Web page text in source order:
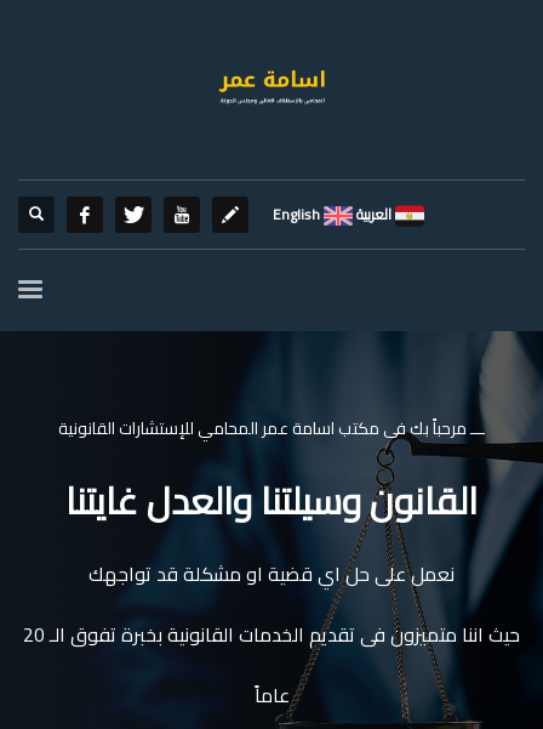
العربية English
ـــ مرحباً بك فى مكتب اسامة عمر المحامي للإستشارات القانونية
القانون وسيلتنا والعدل غايتنا
نعمل على حل اي قضية او مشكلة قد تواجهك
حيث اننا متميزون فى تقديم الخدمات القانونية بخبرة تفوق الـ 20
عاماً